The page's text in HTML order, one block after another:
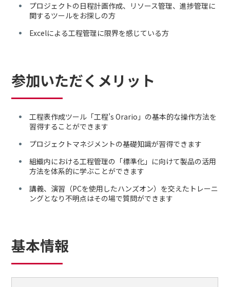
プロジェクトの日程計画作成、リソース管理、進捗管理に
関するツールをお探しの方
Excelによる工程管理に限界を感じている方
参加いただくメリット
工程表作成ツール「工程’s Orario」の基本的な操作方法を
習得することができます
プロジェクトマネジメントの基礎知識が習得できます
組織内における工程管理の「標準化」に向けて製品の活用
方法を体系的に学ぶことができます
講義、演習（PCを使用したハンズオン）を交えたトレーニ
ングとなり不明点はその場で質問ができます
基本情報